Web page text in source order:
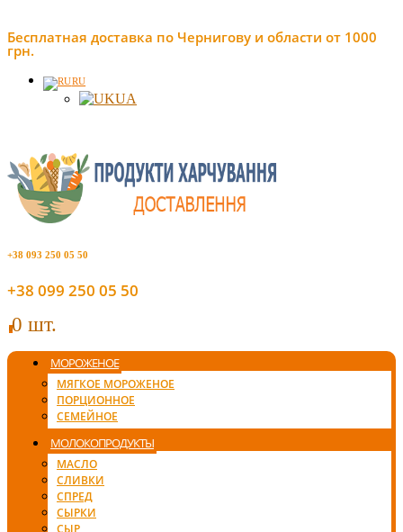
Бесплатная доставка по Чернигову и области от 1000
грн.
RU
UA
+38 093 250 05 50
+38 099 250 05 50
00 шт.
МОРОЖЕНОЕ
МЯГКОЕ МОРОЖЕНОЕ
ПОРЦИОННОЕ
СЕМЕЙНОЕ
МОЛОКОПРОДУКТЫ
МАСЛО
СЛИВКИ
СПРЕД
СЫРКИ